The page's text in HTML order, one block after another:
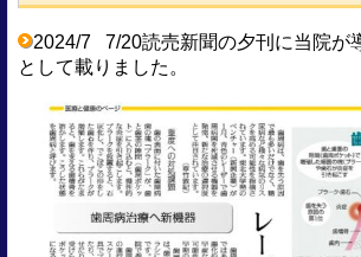
2024/7 7/20読売新聞の夕刊に当院が
として載りました。